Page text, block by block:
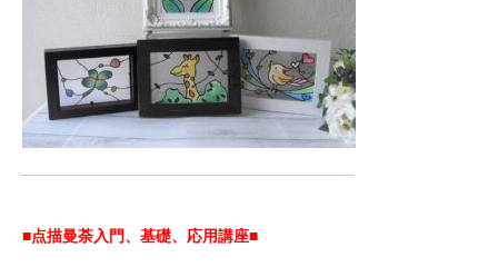
—————————————————————-
■点描曼荼入門、基礎、応用講座■